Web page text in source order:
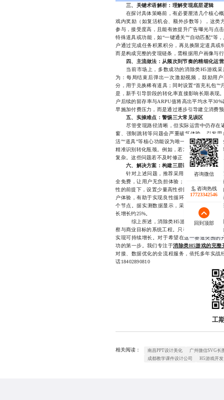
三、关键术语解析：理解变现底层逻辑
在探讨具体策略前，有必要厘清几个核心概
戏内奖励（如复活机会、额外步数等），这类
参与，接受度高，且能有效提升广告曝光与点
特殊道具或功能，如“一键通关”“自动匹配”等
户通过完成任务积累积分，再兑换限定道具
而是构成完整的变现链条，需根据用户画像与
四、主流做法：从频次到节奏的精细化运营
当前市场上，多数成功的消除类H5游戏采
为：每局结束后弹出一次激励视频，鼓励用
分，用于兑换稀有道具；同时设置“首充礼包
是，新手引导阶段的转化率直接影响长期表现
户后续的留存率与ARPU值将高出平均水平
早施加付费压力，而是通过逐步引导建立消费
五、实操难点：警惕三大常见误区
尽管变现路径清晰，但实际运营中仍存在
窗、强制跳转等问题会严重破坏体验，引发
活”“道具”等核心功能设为唯一付费入口，易
精准识别转化瓶颈。例如，若发现用户在“领
复杂。这些问题若不及时修正，即便短期内收
六、解决方案：构建三层计费模型
针对上述问题，推荐采用“免费+激励+轻度
全免费，让用户无负担体验；其次通过激励
性的前提下，设置少量高性价比的付费选项，
户体验，有助于实现良性循环。配合数据埋
个节点。据实测数据显示，采用此策略后，月
长增长约25%。
综上所述，消除类H5游戏的计费机制并非
察与商业目标的系统工程。只有跳出“唯收入
实现可持续增长。对于希望在这一赛道突围
功的第一步。我们专注于消除类H5游戏的完整
对接、数据优化的全流程服务，依托多年实
话18402890810
工
相关阅读： 南昌PPT设计美化
广州微信SVG长
成都教学课件设计公司
H5游戏开发
咨询热线
18140119082
回到顶部
咨询热线
17723342546
回到顶部